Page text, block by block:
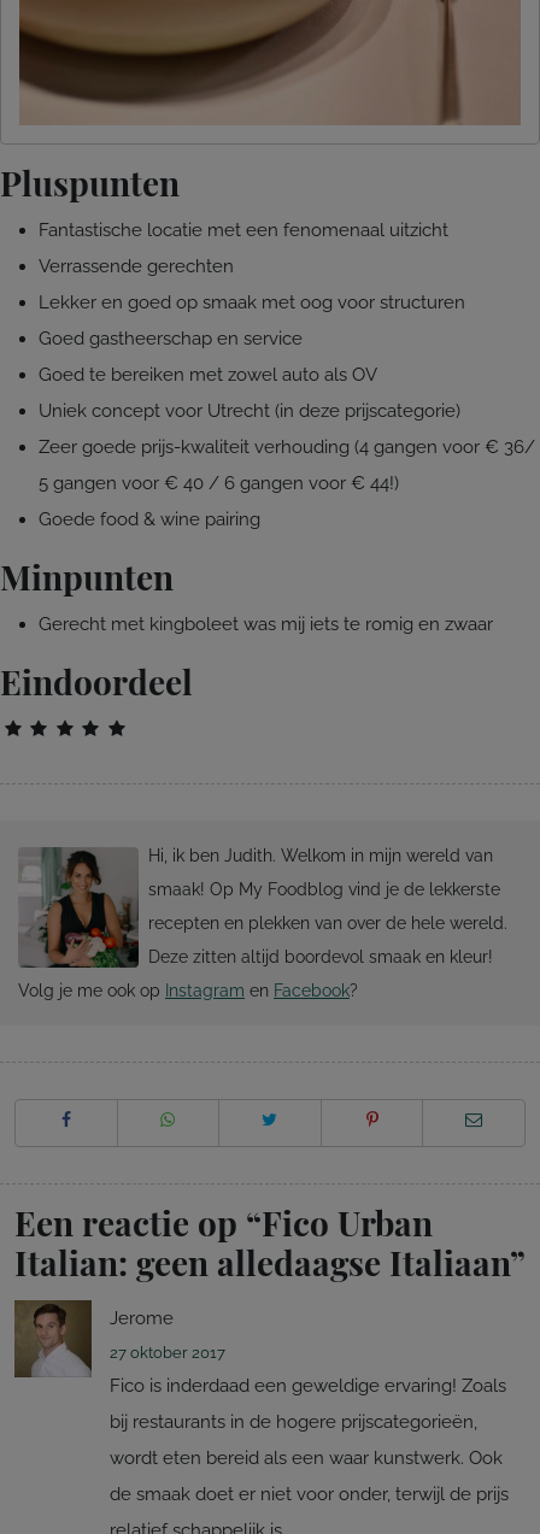
Pluspunten
Fantastische locatie met een fenomenaal uitzicht
Verrassende gerechten
Lekker en goed op smaak met oog voor structuren
Goed gastheerschap en service
Goed te bereiken met zowel auto als OV
Uniek concept voor Utrecht (in deze prijscategorie)
Zeer goede prijs-kwaliteit verhouding (4 gangen voor € 36/
5 gangen voor € 40 / 6 gangen voor € 44!)
Goede food & wine pairing
Minpunten
Gerecht met kingboleet was mij iets te romig en zwaar
Eindoordeel
Hi, ik ben Judith. Welkom in mijn wereld van
smaak! Op My Foodblog vind je de lekkerste
recepten en plekken van over de hele wereld.
Deze zitten altijd boordevol smaak en kleur!
Volg je me ook op Instagram en Facebook?
Een reactie op “Fico Urban
Italian: geen alledaagse Italiaan”
Jerome
27 oktober 2017
Fico is inderdaad een geweldige ervaring! Zoals
bij restaurants in de hogere prijscategorieën,
wordt eten bereid als een waar kunstwerk. Ook
de smaak doet er niet voor onder, terwijl de prijs